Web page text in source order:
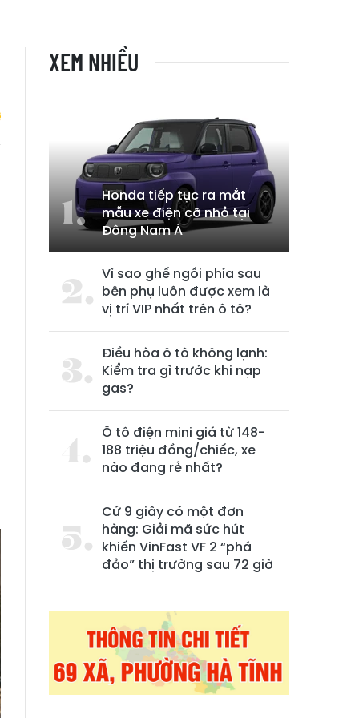
XEM NHIỀU
Honda tiếp tục ra mắt
mẫu xe điện cỡ nhỏ tại
Đông Nam Á
Vì sao ghế ngồi phía sau
bên phụ luôn được xem là
vị trí VIP nhất trên ô tô?
Điều hòa ô tô không lạnh:
Kiểm tra gì trước khi nạp
gas?
Ô tô điện mini giá từ 148-
188 triệu đồng/chiếc, xe
nào đang rẻ nhất?
Cứ 9 giây có một đơn
hàng: Giải mã sức hút
khiến VinFast VF 2 “phá
đảo” thị trường sau 72 giờ